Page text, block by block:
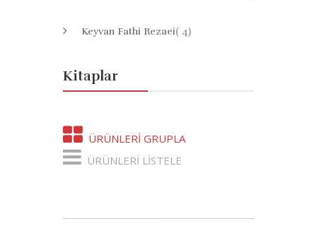
Keyvan Fathi Rezaei( 4)
Kitaplar
ÜRÜNLERI GRUPLA
ÜRÜNLERI LISTELE